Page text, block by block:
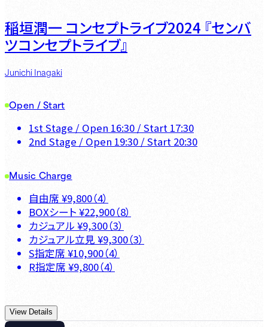
稲垣潤一 コンセプトライブ2024 『センバ
ツコンセプトライブ』
Junichi Inagaki
Open / Start
1st Stage / Open 16:30 / Start 17:30
2nd Stage / Open 19:30 / Start 20:30
Music Charge
自由席 ¥9,800（4）
BOXシート ¥22,900（8）
カジュアル ¥9,300（3）
カジュアル立見 ¥9,300（3）
S指定席 ¥10,900（4）
R指定席 ¥9,800（4）
View Details